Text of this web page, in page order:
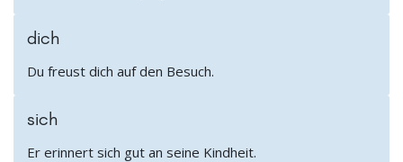
dich
Du freust dich auf den Besuch.
sich
Er erinnert sich gut an seine Kindheit.